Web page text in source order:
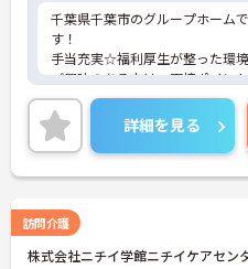
す。退職金や退職慰労金制度も
齢を重ねても将来の不安を感じ
を据えて働き続けられる環境で
千葉県千葉市のグループホーム
す！
手当充実☆福利厚生が整った環境
ご興味のある方は、面接ポイン
で、お気軽にご連絡ください。
詳細を見る
訪問介護
株式会社ニチイ学館ニチイケアセン